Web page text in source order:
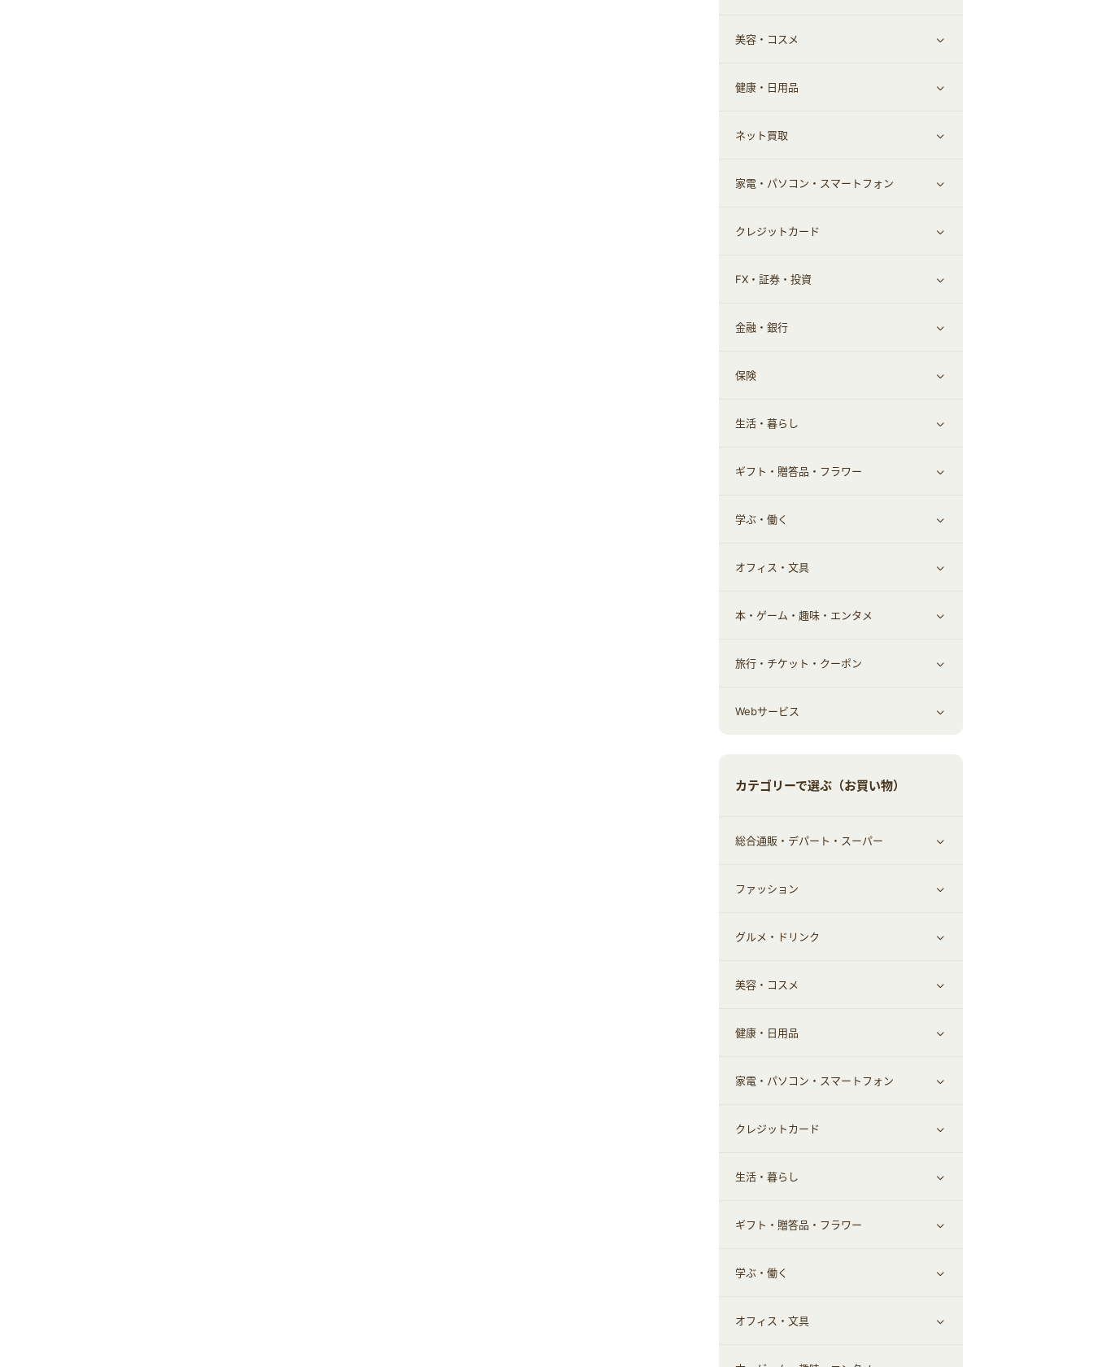
ファッション
インナー・下着
スーツ・フォーマル
すべて見る
グルメ
お酒
食材宅配
ウォーターサーバー
美容・コスメ
すべて見る
ヘアケア
エステ・サロン
メンズ美容
健康・日用品
すべて見る
スポーツ・フィットネス
日用品・薬局・からだ
ネット買取
すべて見る
ネット買取
家電・パソコン・スマートフォン
すべて見る
家電・パソコン・ソフトウェア
通信・レンタルサーバー
スマホ・携帯電話・SIM
定額制有料コンテンツ
クレジットカード
すべて見る
クレジットカード
FX・証券・投資
すべて見る
証券
仮想通貨
その他投資
金融・銀行
銀行・ネット銀行
キャッシング・ローン
その他金融
保険
すべて見る
保険相談・面談
生活・暮らし
すべて見る
住まい・暮らし
不動産
引越し
エコ・エネルギー
車情報・カーシェア・レンタル
ギフト・贈答品・フラワー
すべて見る
ギフト・贈答品
学ぶ・働く
すべて見る
習い事・学習・学校
仕事・転職
オフィス・文具
すべて見る
オフィス・文具
本・ゲーム・趣味・エンタメ
すべて見る
ゲーム・趣味
旅行・チケット・クーポン
すべて見る
Webサービス
カテゴリーで選ぶ（お買い物）
総合通販・デパート・スーパー
すべて見る
総合通販
デパート・スーパー
ファッション
すべて見る
ファッション
インナー・下着
靴・フットウェア
小物・かばん
スーツ・フォーマル
グルメ・ドリンク
すべて見る
グルメ
ドリンク
お酒
食材宅配
美容・コスメ
すべて見る
スキンケア
メイクアップ
ヘアケア
メンズ美容
美容・ダイエット用品
脱毛用品
健康・日用品
すべて見る
健康食品｜青汁・飲料
健康食品｜乳酸菌・ケフィア
健康食品｜その他
スポーツ・フィットネス
日用品・薬局・からだ
家電・パソコン・スマートフォン
すべて見る
家電・パソコン・ソフトウェア
スマホ・携帯電話・SIM
クレジットカード
すべて見る
クレジットカード
生活・暮らし
すべて見る
車情報・カーシェア・レンタル
お役立ち
ギフト・贈答品・フラワー
すべて見る
ギフト・贈答品
学ぶ・働く
すべて見る
オフィス・文具